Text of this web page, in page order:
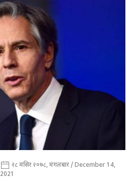
२८ मंसिर २०७८, मंगलबार / December 14,
2021